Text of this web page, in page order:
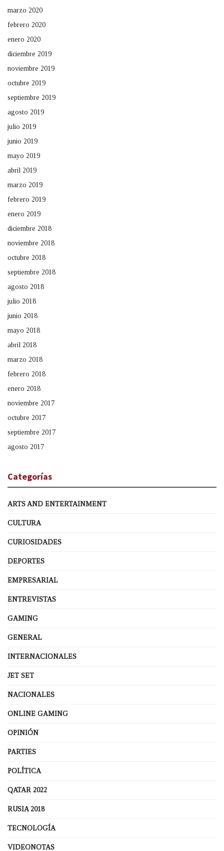
marzo 2020
febrero 2020
enero 2020
diciembre 2019
noviembre 2019
octubre 2019
septiembre 2019
agosto 2019
julio 2019
junio 2019
mayo 2019
abril 2019
marzo 2019
febrero 2019
enero 2019
diciembre 2018
noviembre 2018
octubre 2018
septiembre 2018
agosto 2018
julio 2018
junio 2018
mayo 2018
abril 2018
marzo 2018
febrero 2018
enero 2018
noviembre 2017
octubre 2017
septiembre 2017
agosto 2017
Categorías
ARTS AND ENTERTAINMENT
CULTURA
CURIOSIDADES
DEPORTES
EMPRESARIAL
ENTREVISTAS
GAMING
GENERAL
INTERNACIONALES
JET SET
NACIONALES
ONLINE GAMING
OPINIÓN
PARTIES
POLÍTICA
QATAR 2022
RUSIA 2018
TECNOLOGÍA
VIDEONOTAS